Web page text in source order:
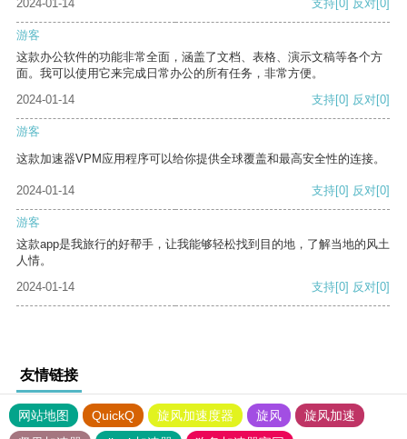
2024-01-14
支持[0] 反对[0]
游客
这款办公软件的功能非常全面，涵盖了文档、表格、演示文稿等各个方
面。我可以使用它来完成日常办公的所有任务，非常方便。
2024-01-14
支持[0] 反对[0]
游客
这款加速器VPM应用程序可以给你提供全球覆盖和最高安全性的连接。
2024-01-14 支持[0] 反对[0]
游客
这款app是我旅行的好帮手，让我能够轻松找到目的地，了解当地的风土
人情。
2024-01-14
支持[0] 反对[0]
友情链接
网站地图 QuickQ 旋风加速度器 旋风
旋风加速